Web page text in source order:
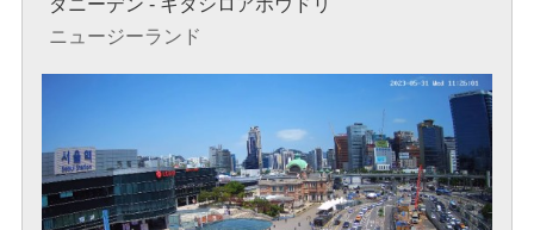
ダニーデン - キタシロアホウドリ
ニュージーランド